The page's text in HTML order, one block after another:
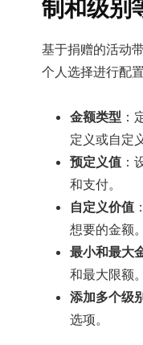
制和级别
基于捐赠的活动
个人选择进行配
金额类型 ：
定义或自定
预定义值 ：
和支付。
自定义价值
想要的金额。
最小和最大
和最大限额。
添加多个级
选项。